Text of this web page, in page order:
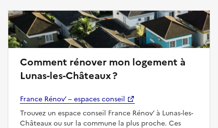
Comment rénover mon logement à
Lunas-les-Châteaux ?
France Rénov’ – espaces conseil
Trouvez un espace conseil France Rénov’ à Lunas-les-
Châteaux ou sur la commune la plus proche. Ces